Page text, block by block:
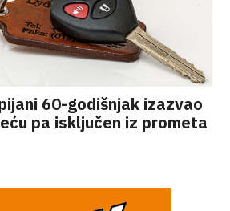
60-godišnjak izazvao
pa isključen iz prometa